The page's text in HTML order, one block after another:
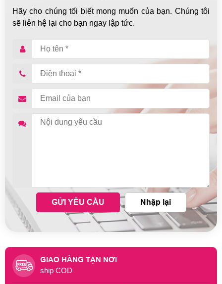
Hãy cho chúng tối biết mong muốn của bạn. Chúng tôi
sẽ liên hệ lại cho bạn ngay lập tức.
GỬI YÊU CẦU Nhập lại
GIAO HÀNG TẬN NƠI
ship COD